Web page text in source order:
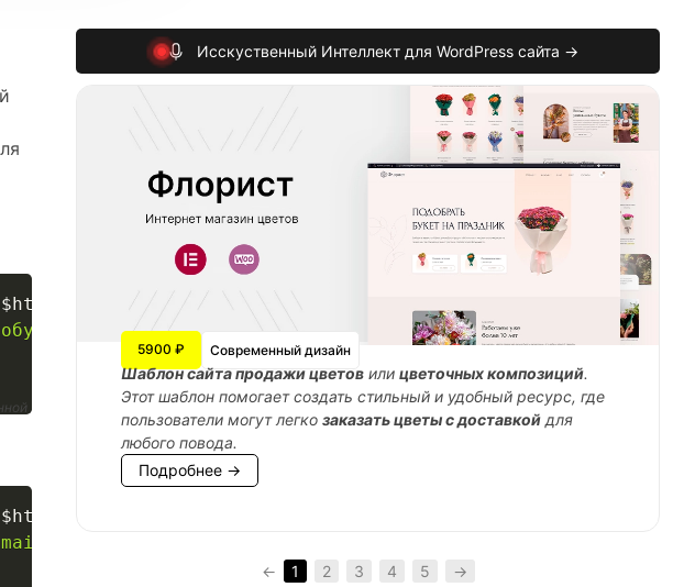
$html
выбрать другой способ оплаты или свяжитесь с нашей
$html
нам</a>.</p>'
Исскуственный Интеллект для WordPress сайта →
5900 ₽ Современный дизайн
Шаблон сайта продажи цветов илицветочных композиций.
Этот шаблон помогает создать стильный и удобный ресурс, где
пользователи могут легкозаказать цветы с доставкойдля
любого повода.
Подробнее →
← 1 2 3 4 5 →